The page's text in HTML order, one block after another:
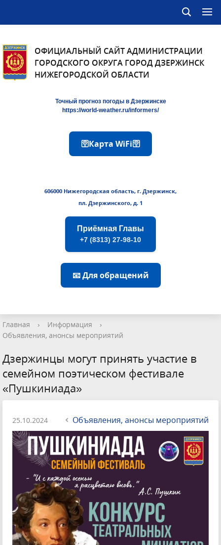
ОФИЦИАЛЬНЫЙ САЙТ АДМИНИСТРАЦИИ
ГОРОДСКОГО ОКРУГА ГОРОД ДЗЕРЖИНСК
НИЖЕГОРОДСКОЙ ОБЛАСТИ
Точный прогноз погоды в Дзержинске
https://world-weather.ru/informers/
🛜Карта WiFi🛜
606000 Нижегородская область, г. Дзержинск,
пл. Дзержинского, д. 1
Приёмная Главы
+7 (8313) 27-98-10
📧 Для обращений
Главная › Информация
›
Объявления, анонсы мероприятий
Дзержинцы могут принять участие в
семейном поэтическом фестивале
«Пушкиниада»
25.10.2024 Объявления, анонсы мероприятий